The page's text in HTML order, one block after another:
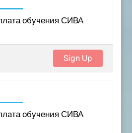
обучения СИВА
Sign Up
обучения СИВА